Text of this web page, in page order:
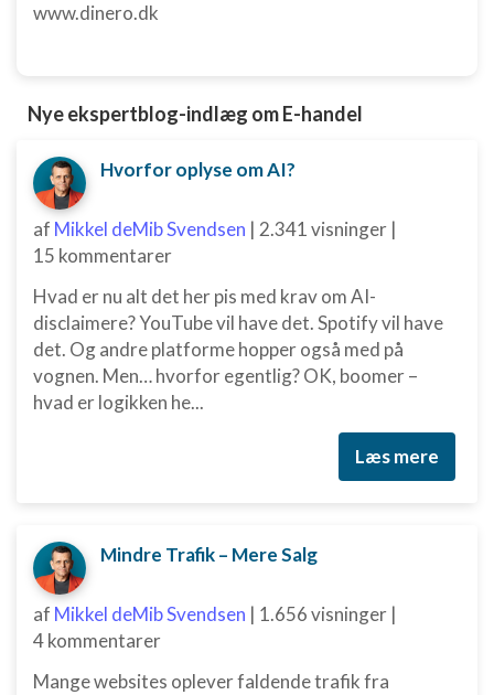
www.dinero.dk
Nye ekspertblog-indlæg om E-handel
Hvorfor oplyse om AI?
af Mikkel deMib Svendsen | 2.341 visninger |
15 kommentarer
Hvad er nu alt det her pis med krav om AI-
disclaimere? YouTube vil have det. Spotify vil have
det. Og andre platforme hopper også med på
vognen. Men… hvorfor egentlig? OK, boomer –
hvad er logikken he...
Læs mere
Mindre Trafik – Mere Salg
af Mikkel deMib Svendsen | 1.656 visninger |
4 kommentarer
Mange websites oplever faldende trafik fra